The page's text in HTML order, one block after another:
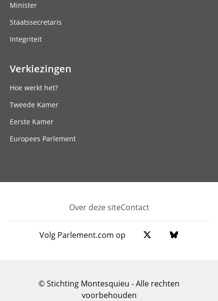
Minister
Staatssecretaris
Integriteit
Verkiezingen
Hoe werkt het?
Tweede Kamer
Eerste Kamer
Europees Parlement
Footer
Over deze siteContact
Volg Parlement.com op
© Stichting Montesquieu - Alle rechten
voorbehouden